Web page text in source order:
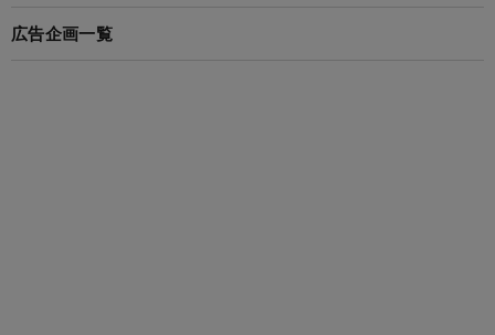
広告企画一覧